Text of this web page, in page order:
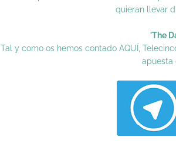
quieran llevar
'The
Tal y como os hemos contado AQUÍ
,
apuesta